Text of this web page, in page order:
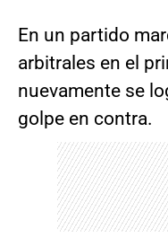
En un partido
arbitrales en el
nuevamente se
golpe en contra.